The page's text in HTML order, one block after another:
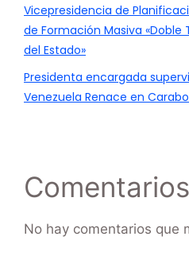
Vicepresidencia de
de Formación Masiva
del Estado»
Presidenta encargada
Venezuela Renace en
No hay comentarios que